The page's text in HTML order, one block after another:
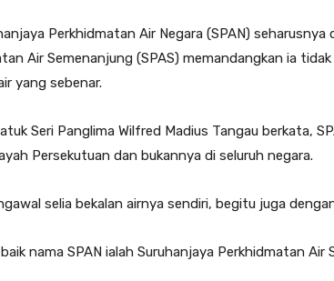
Perkhidmatan Air Negara (SPAN) seharusnya
Air Semenanjung (SPAS) memandangkan ia
yang sebenar.
Seri Panglima Wilfred Madius Tangau berkata,
Persekutuan dan bukannya di seluruh negara.
selia bekalan airnya sendiri, begitu juga
nama SPAN ialah Suruhanjaya Perkhidmatan Air